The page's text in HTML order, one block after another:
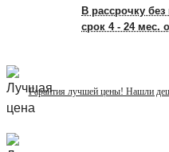
В рассрочку
срок 4 - 24 мес.
Гарантия лучшей цены! Нашли